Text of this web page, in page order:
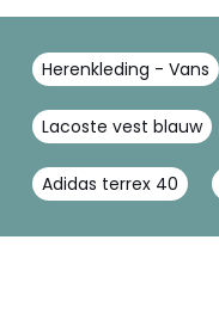
Herenkleding - Vans
Lacoste vest blauw
Adidas terrex 40